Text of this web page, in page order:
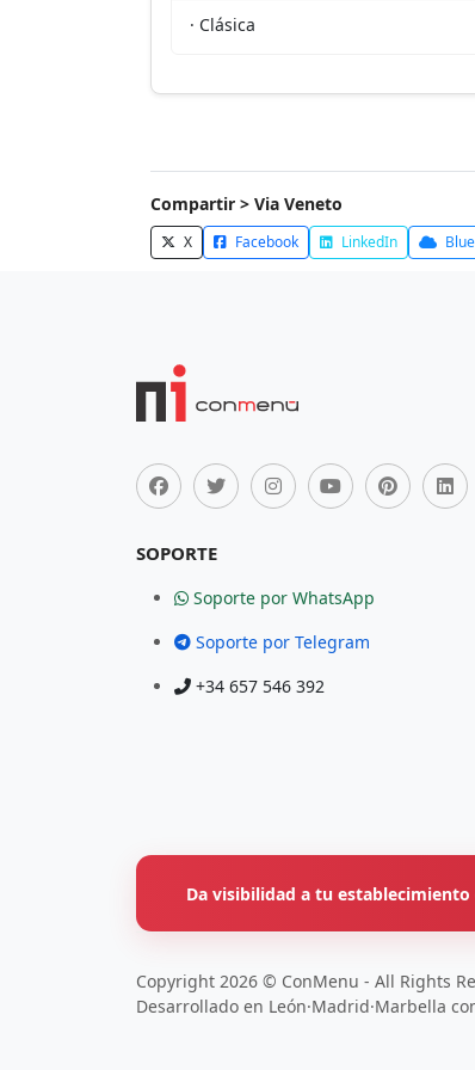
· Clásica
Compartir > Via Veneto
X Facebook LinkedIn
SOPORTE
Soporte por WhatsApp
Soporte por Telegram
+34 657 546 392
Da visibilidad a tu establecimiento
Copyright 2026 © ConMenu - All Rights
Desarrollado en León·Madrid·Marbella